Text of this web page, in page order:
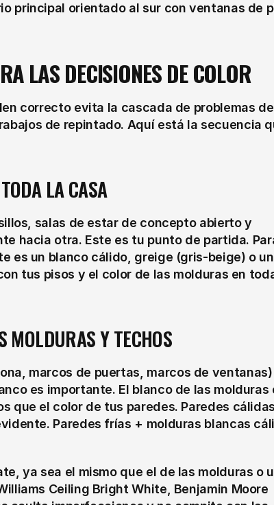
principal orientado al sur con ventanas de
LAS DECISIONES DE COLOR
correcto evita la cascada de problemas
de repintado. Aquí está la secuencia
LA CASA
salas de estar de concepto abierto y
hacia otra. Este es tu punto de partida.
es un blanco cálido, greige (gris-beige) o
tus pisos y el color de las molduras en
MOLDURAS Y TECHOS
marcos de puertas, marcos de
es importante. El blanco de las molduras
que el color de tus paredes. Paredes
Paredes frías + molduras blancas
ya sea el mismo que el de las molduras o
Ceiling Bright White, Benjamin Moore